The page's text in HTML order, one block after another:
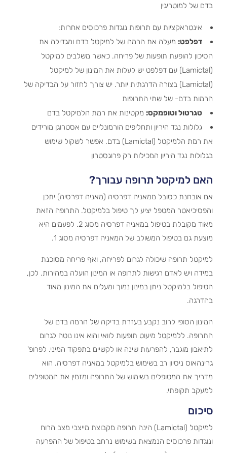
בדם של למוטריגין
אינטראקציות עם תרופות נוגדות פרכוסים אחרות:
דפלפט:מעלה את הרמה של למיקטל בדם ומגדילה את
הסיכון להופעת תופעות של פריחה. כאשר משלבים למיקטל
(Lamictal) עם דפלפט יש לעלות את המינון של למיקטל
(Lamictal) בצורה הדרגתית יותר. יש צורך לחזור על הבדיקה של
הרמות בדם- של שתי התרופות
טגרטול וטופמקס:מקטינות את רמת הלמיקטל בדם
גלולות נגד היריון ותחליפים הורמונליים עם אסטרוגן מורידים
את רמת הלמיקטל (Lamictal) בדם. אפשר לשקול שימוש
בגלולות נגד היריון המכילות רק פרוגסטרון
האם למיקטל תרופה עבורך?
אם אובחנת כסובל ממאניה דפרסיה (מאניה דפרסיה) יתכן
והפסיכיאטר המטפל יציע לך טיפול בלמיקטל. התרופה הזאת
מאוד מקובלת בטיפול במאניה דפרסיה מסוג 2. לפעמים היא
מוצעת גם בטיפול המשולב של המאניה דפרסיה מסוג 1.
למיקטל תרופה שיכולה לגרום לפריחה, ואף פריחה מסוכנת
במידה ויש לאדם רגישות לתרופה או המינון הועלה במהירות. לכן,
הטיפול בלמיקטל ניתן במינון נמוך ומעלים את המינון מאוד
בהדרגה.
המינון הסופי לרוב נקבע בעזרת בדיקה של הרמה בדם של
התרופה. ללמיקטל מיעוט תופעות לוואי והוא אינו נוטה לגרום
לתיאבון מוגבר, להפרעות שינה או לקשיים בתפקוד המיני. לפרופ'
גרינהאוס ניסיון רב בשימוש בלמיקטל במאניה דפרסיה. הוא
מדריך את המטופלים בשימוש של התרופה ומזמין את המטופלים
למעקב תקופתי.
סיכום
למיקטל (Lamictal) הינה תרופה מקבוצת מייצבי מצב הרוח
ונוגדות פרכוסים הנמצאת בשימוש נרחב בטיפול של ההפרעה